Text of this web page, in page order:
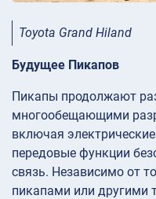
Toyota Grand Hiland
Будущее Пикапов
Пикапы продолжают
многообещающими
включая
передовые функции
связь. Независимо от
пикапами или другими